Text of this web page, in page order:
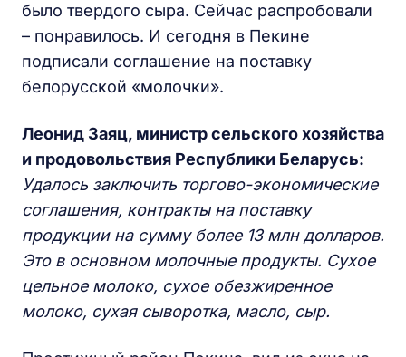
было твердого сыра. Сейчас распробовали
– понравилось. И сегодня в Пекине
подписали соглашение на поставку
белорусской «молочки».
Леонид Заяц, министр сельского хозяйства
и продовольствия Республики Беларусь:
Удалось заключить торгово-экономические
соглашения, контракты на поставку
продукции на сумму более 13 млн долларов.
Это в основном молочные продукты. Сухое
цельное молоко, сухое обезжиренное
молоко, сухая сыворотка, масло, сыр.